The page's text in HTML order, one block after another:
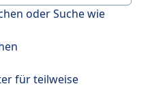
oder Suche wie
für teilweise